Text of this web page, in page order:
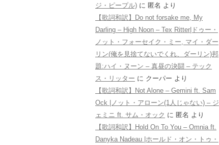
ジ・ピープル) に 匿名 より
【歌詞和訳】Do not forsake me, My
Darling – High Noon – Tex Ritter|ドゥー・
ノット・フォーセイク・ミー, マイ・ダー
リン(俺を見捨てないでくれ、ダーリン)邦
題:ハイ・ヌーン – 真昼の決闘 – テック
ス・リッター に クーパー より
【歌詞和訳】Not Alone – Gemini ft. Sam
Ock |ノット・アローン(1人じゃない) – ジ
ェミニ ft. サム・オック に 匿名 より
【歌詞和訳】Hold On To You – Omnia ft.
Danyka Nadeau |ホールド・オン・トゥ・